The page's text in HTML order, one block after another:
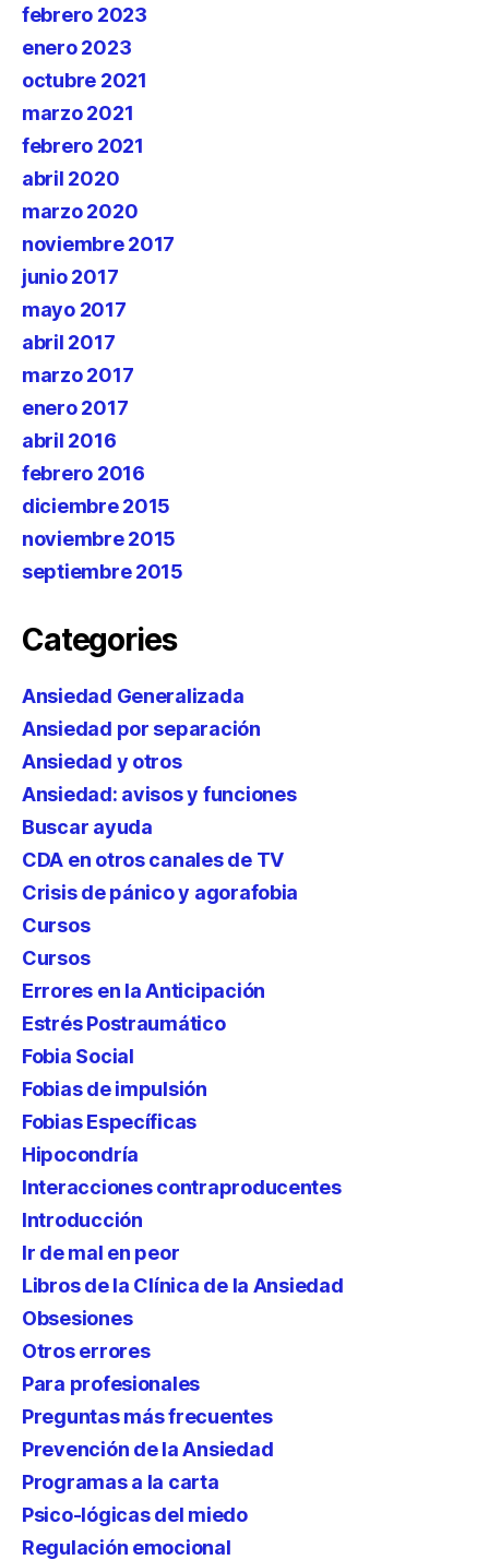
febrero 2023
enero 2023
octubre 2021
marzo 2021
febrero 2021
abril 2020
marzo 2020
noviembre 2017
junio 2017
mayo 2017
abril 2017
marzo 2017
enero 2017
abril 2016
febrero 2016
diciembre 2015
noviembre 2015
septiembre 2015
Categories
Ansiedad Generalizada
Ansiedad por separación
Ansiedad y otros
Ansiedad: avisos y funciones
Buscar ayuda
CDA en otros canales de TV
Crisis de pánico y agorafobia
Cursos
Cursos
Errores en la Anticipación
Estrés Postraumático
Fobia Social
Fobias de impulsión
Fobias Específicas
Hipocondría
Interacciones contraproducentes
Introducción
Ir de mal en peor
Libros de la Clínica de la Ansiedad
Obsesiones
Otros errores
Para profesionales
Preguntas más frecuentes
Prevención de la Ansiedad
Programas a la carta
Psico-lógicas del miedo
Regulación emocional